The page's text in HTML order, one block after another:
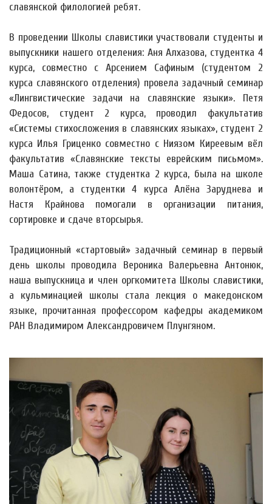
славянской филологией ребят.
В проведении Школы славистики участвовали студенты и
выпускники нашего отделения: Аня Алхазова, студентка 4
курса, совместно с Арсением Сафиным (студентом 2
курса славянского отделения) провела задачный семинар
«Лингвистические задачи на славянские языки». Петя
Федосов, студент 2 курса, проводил факультатив
«Системы стихосложения в славянских языках», студент 2
курса Илья Гриценко совместно с Ниязом Киреевым вёл
факультатив «Славянские тексты еврейским письмом».
Маша Сатина, также студентка 2 курса, была на школе
волонтёром, а студентки 4 курса Алёна Заруднева и
Настя Крайнова помогали в организации питания,
сортировке и сдаче вторсырья.
Традиционный «стартовый» задачный семинар в первый
день школы проводила Вероника Валерьевна Антонюк,
наша выпускница и член оргкомитета Школы славистики,
а кульминацией школы стала лекция о македонском
языке, прочитанная профессором кафедры академиком
РАН Владимиром Александровичем Плунгяном.